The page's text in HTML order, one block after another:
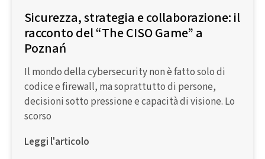
Sicurezza, strategia e collaborazione: il
racconto del “The CISO Game” a
Poznań
Il mondo della cybersecurity non è fatto solo di
codice e firewall, ma soprattutto di persone,
decisioni sotto pressione e capacità di visione. Lo
scorso
Leggi l'articolo